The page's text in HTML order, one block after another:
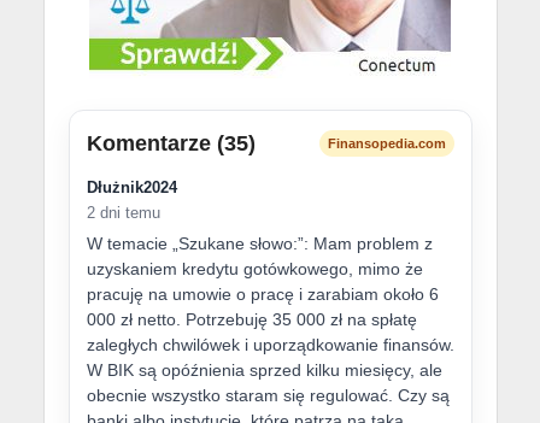
Komentarze (35) Finansopedia.com
Dłużnik2024
2 dni temu
W temacie „Szukane słowo:”: Mam problem z
uzyskaniem kredytu gotówkowego, mimo że
pracuję na umowie o pracę i zarabiam około 6
000 zł netto. Potrzebuję 35 000 zł na spłatę
zaległych chwilówek i uporządkowanie finansów.
W BIK są opóźnienia sprzed kilku miesięcy, ale
obecnie wszystko staram się regulować. Czy są